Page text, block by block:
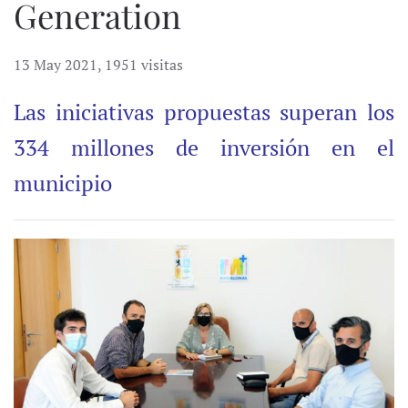
Generation
13 May 2021, 1951 visitas
Las iniciativas propuestas superan los
334 millones de inversión en el
municipio